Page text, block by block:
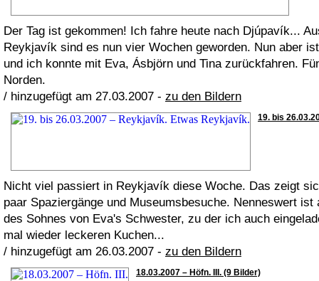
Der Tag ist gekommen! Ich fahre heute nach Djúpavík...
Reykjavík sind es nun vier Wochen geworden. Nun aber
und ich konnte mit Eva, Ásbjörn und Tina zurückfahren.
Norden.
/ hinzugefügt am 27.03.2007 - zu den Bildern
19. bis
Nicht viel passiert in Reykjavík diese Woche. Das zeigt
paar Spaziergänge und Museumsbesuche. Nenneswert
des Sohnes von Eva's Schwester, zu der ich auch
mal wieder leckeren Kuchen...
/ hinzugefügt am 26.03.2007 - zu den Bildern
18.03.2007 – Höfn. III. (9 Bilder)